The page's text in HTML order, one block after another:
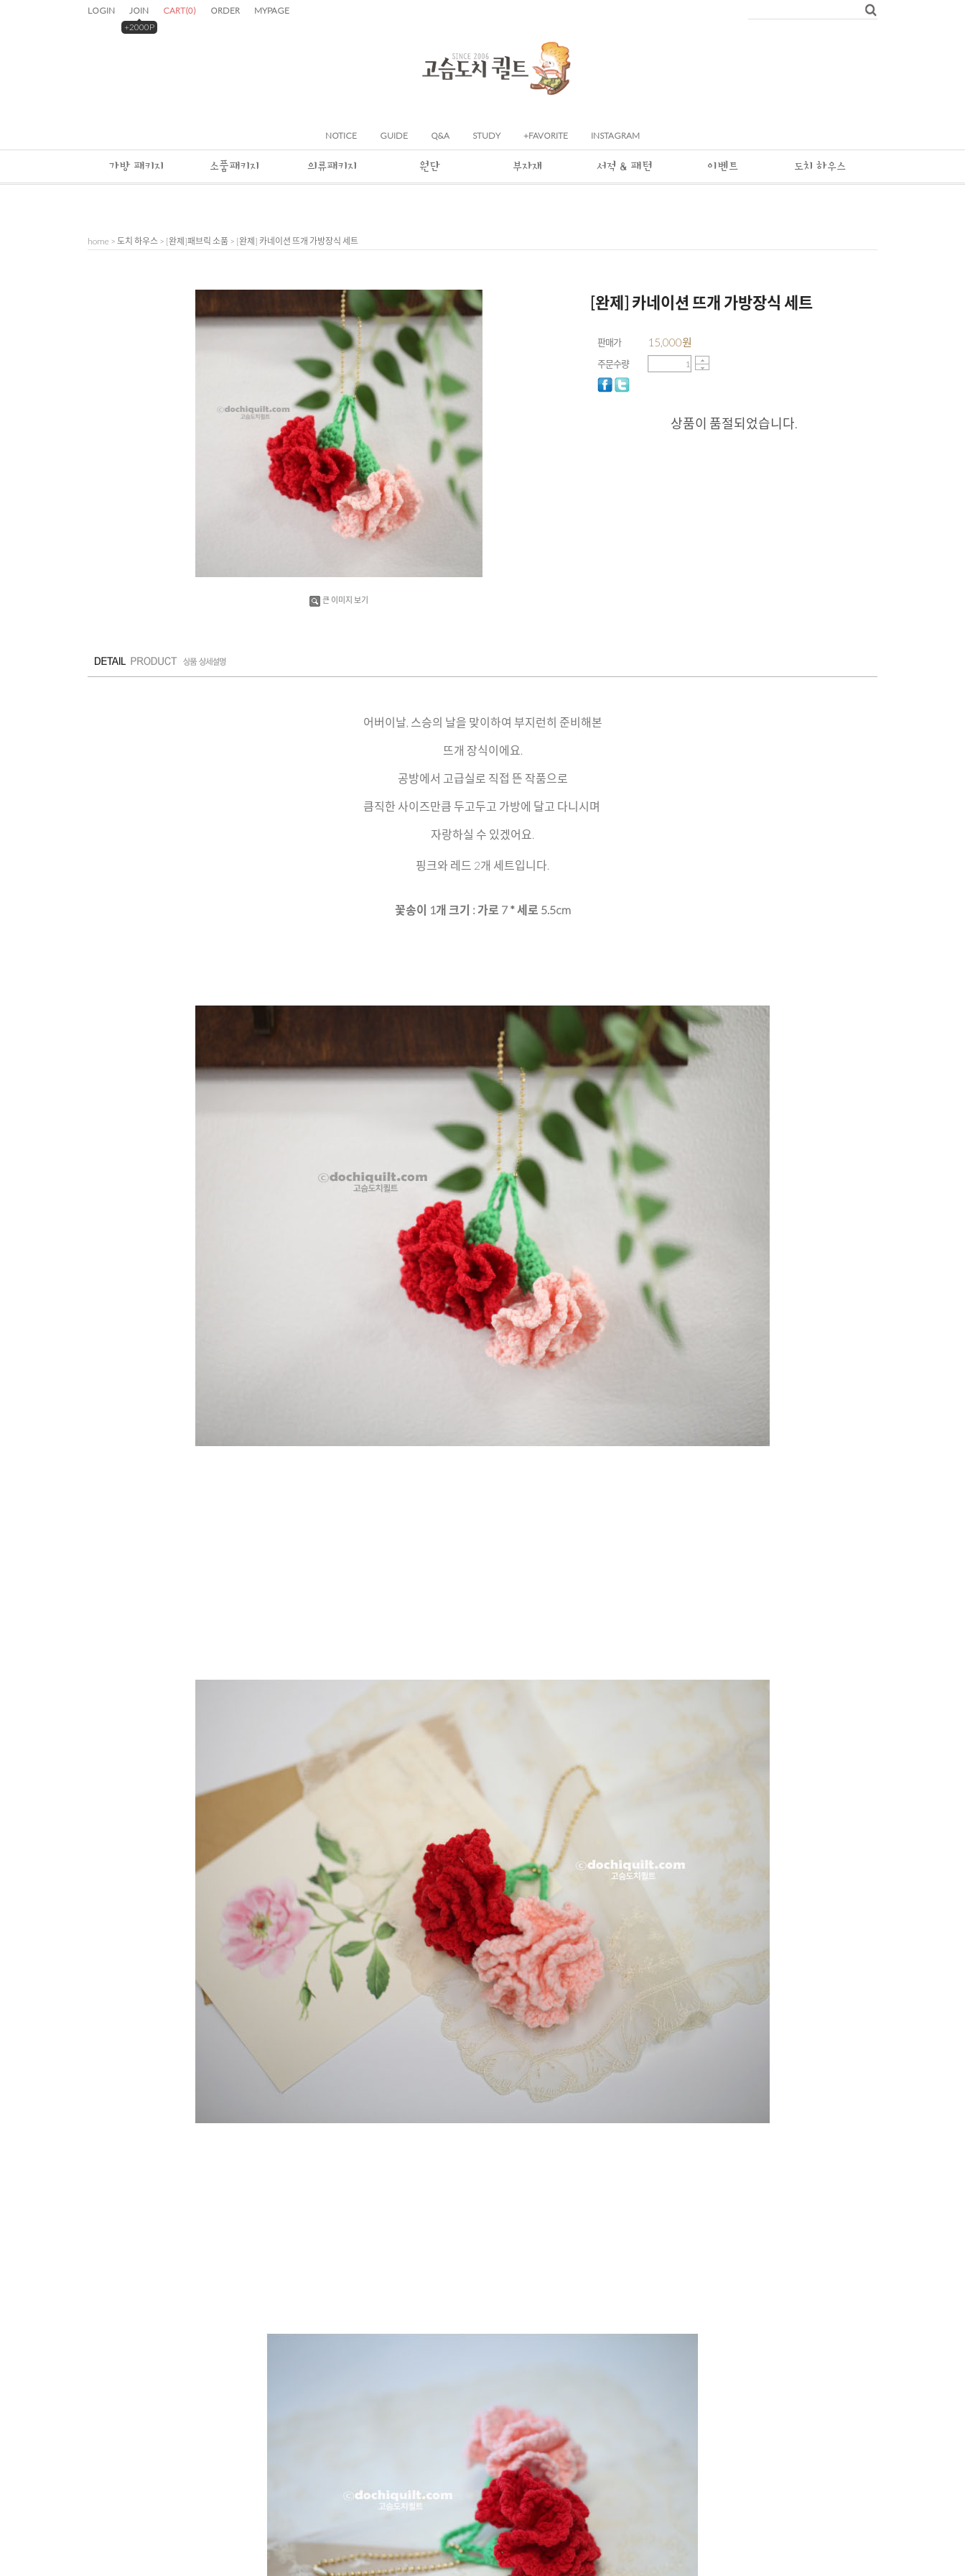
LOGIN
JOIN
+2000P
CART(0) ORDER MYPAGE
NOTICE GUIDE Q&A STUDY +FAVORITE INSTAGRAM
가방 패키지 소품패키지 의류패키지 원단 부자재 서적 & 패턴 이벤트 도치 하우스
home > 도치 하우스 > [완제]패브릭 소품 > [완제] 카네이션 뜨개 가방장식 세트
큰 이미지 보기
[완제] 카네이션 뜨개 가방장식 세트
판매가 15,000원
주문수량
상품이 품절되었습니다.
어버이날, 스승의 날을 맞이하여 부지런히 준비해본
뜨개 장식이에요.
공방에서 고급실로 직접 뜬 작품으로
큼직한 사이즈만큼 두고두고 가방에 달고 다니시며
자랑하실 수 있겠어요.
핑크와 레드 2개 세트입니다.
꽃송이 1개 크기 : 가로 7 * 세로 5.5cm